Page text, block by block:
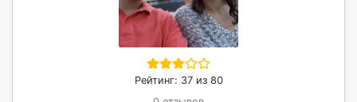
Рейтинг: 37 из 80